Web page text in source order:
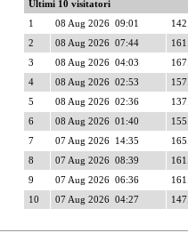
Ultimi 10 visitatori
1
08 Aug 2026 09:01
2
08 Aug 2026 07:44
3
08 Aug 2026 04:03
4
08 Aug 2026 02:53
5
08 Aug 2026 02:36
6
08 Aug 2026 01:40
7
07 Aug 2026 14:35
8
07 Aug 2026 08:39
9
07 Aug 2026 06:36
10
07 Aug 2026 04:27